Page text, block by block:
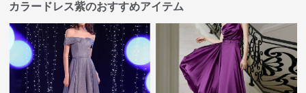
カラードレス紫のおすすめアイテム